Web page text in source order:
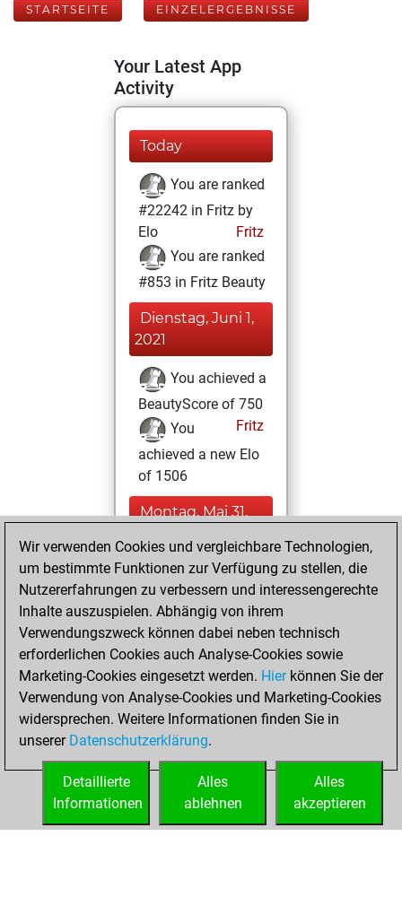
STARTSEITE EINZELERGEBNISSE
Your Latest App
Activity
Today
You are ranked
#22242 in Fritz by
Elo
Fritz
You are ranked
#853 in Fritz Beauty
Dienstag, Juni 1,
2021
You achieved a
BeautyScore of 750
Fritz
You
achieved a new Elo
of 1506
Montag, Mai 31,
You played 22
blitz games
Play
You scored +1
=0 -21 in blitz
Samstag, Mai 15,
2021
You created
your Fritz account
Wir verwenden Cookies und vergleichbare Technologien,
um bestimmte Funktionen zur Verfügung zu stellen, die
Nutzererfahrungen zu verbessern und interessengerechte
Inhalte auszuspielen. Abhängig von ihrem
Verwendungszweck können dabei neben technisch
erforderlichen Cookies auch Analyse-Cookies sowie
Marketing-Cookies eingesetzt werden. Hierkönnen Sie der
Verwendung von Analyse-Cookies und Marketing-Cookies
widersprechen. Weitere Informationen finden Sie in
unserer Datenschutzerklärung.
Alles
akzeptieren
Alles
ablehnen
Detaillierte
Informationen